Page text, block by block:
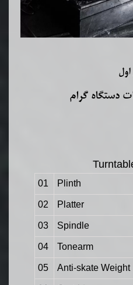
دستگاه گرام
Plinth
01
Platter
02
Spindle
03
Tonearm
04
Anti-skate Weight
05